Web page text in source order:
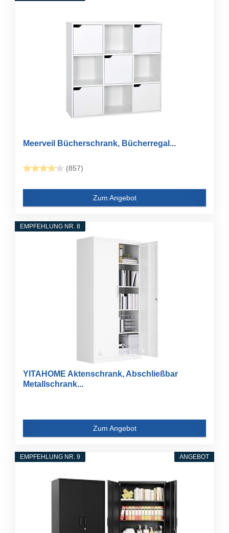
Meerveil Bücherschrank, Bücherregal...
(857)
Zum Angebot
EMPFEHLUNG NR. 8
YITAHOME Aktenschrank, Abschließbar
Metallschrank...
Zum Angebot
ANGEBOT
EMPFEHLUNG NR. 9